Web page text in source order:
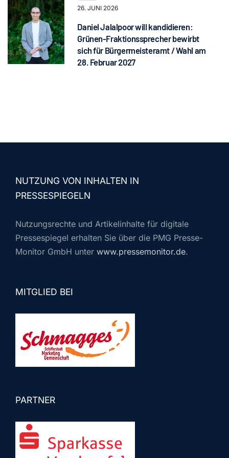
26. JUNI 2026
Daniel Jalalpoor will kandidieren:
Grünen-Fraktionssprecher bewirbt
sich für Bürgermeisteramt / Wahl am
28. Februar 2027
NUTZUNG VON INHALTEN IN
PRESSESPIEGELN
Nutzungsrechte und Artikelinhalte für digitale
Pressespiegel erhalten Sie über die PMG Presse-
Monitor GmbH unter www.pressemonitor.de.
MITGLIED BEI
PARTNER